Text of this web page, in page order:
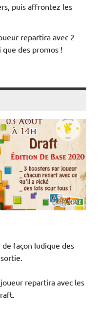
puis affrontez les
repartira avec 2
des promos !
façon ludique des
repartira avec les